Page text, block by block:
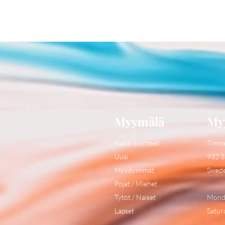
Myymälä
Kaikki tuotteet
Uusi
Myydyimmät
Pojat / Miehet
Tytöt / Naiset
Lapset
932